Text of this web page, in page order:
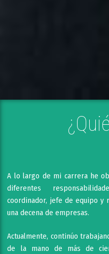
A lo largo de mi carrera he
diferentes
coordinador, jefe de equipo y
una decena de empresas.
Actualmente, continúo
de la mano de más de